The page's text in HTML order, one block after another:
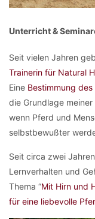
Unterricht &
Seit vielen Jahren
Trainerin für Natural
Eine Bestimmung
die Grundlage
wenn Pferd und
selbstbewußter
Seit circa zwei
Lernverhalten und
Thema “Mit Hirn und
für eine liebevolle